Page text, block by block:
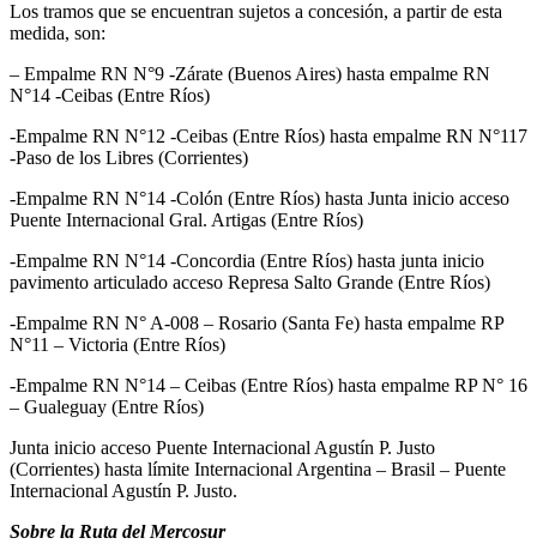
Los tramos que se encuentran sujetos a concesión, a partir de esta
medida, son:
– Empalme RN N°9 -Zárate (Buenos Aires) hasta empalme RN
N°14 -Ceibas (Entre Ríos)
-Empalme RN N°12 -Ceibas (Entre Ríos) hasta empalme RN N°117
-Paso de los Libres (Corrientes)
-Empalme RN N°14 -Colón (Entre Ríos) hasta Junta inicio acceso
Puente Internacional Gral. Artigas (Entre Ríos)
-Empalme RN N°14 -Concordia (Entre Ríos) hasta junta inicio
pavimento articulado acceso Represa Salto Grande (Entre Ríos)
-Empalme RN N° A-008 – Rosario (Santa Fe) hasta empalme RP
N°11 – Victoria (Entre Ríos)
-Empalme RN N°14 – Ceibas (Entre Ríos) hasta empalme RP N° 16
– Gualeguay (Entre Ríos)
Junta inicio acceso Puente Internacional Agustín P. Justo
(Corrientes) hasta límite Internacional Argentina – Brasil – Puente
Internacional Agustín P. Justo.
Sobre la Ruta del Mercosur